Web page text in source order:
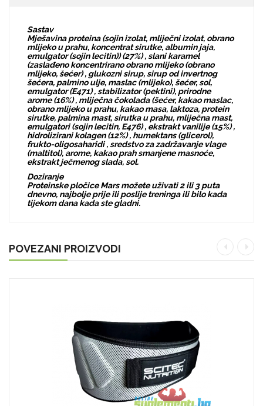
Sastav
Mješavina proteina (sojin izolat, mliječni izolat, obrano
mlijeko u prahu, koncentrat sirutke, albumin jaja,
emulgator (sojin lecitin)) (27%) ‌, slani karamel
(zaslađeno koncentrirano obrano mlijeko (obrano
mlijeko, šećer) ‌, glukozni sirup, sirup od invertnog
šećera, palmino ulje, maslac (mlijeko), šećer‌, sol‌,
emulgator (E471) ‌, stabilizator (pektini), prirodne
arome (16%) ‌, mliječna čokolada (šećer, kakao maslac‌,
obrano mlijeko u prahu, kakao masa‌, laktoza, protein
sirutke, palmina mast‌, sirutka u prahu, mliječna mast‌,
emulgatori (sojin lecitin, E476) ‌, ekstrakt vanilije (15%) ‌,
hidrolizirani kolagen (12%) ‌, humektans (glicerol),
frukto-oligosaharidi‌ , sredstvo za zadržavanje vlage
(maltitol), arome‌, kakao prah smanjene masnoće‌,
ekstrakt ječmenog slada‌, sol.
Doziranje
Proteinske pločice Mars možete uživati ​​2 ili 3 puta
dnevno, najbolje prije ili poslije treninga ili bilo kada
tijekom dana kada ste gladni.
POVEZANI PROIZVODI